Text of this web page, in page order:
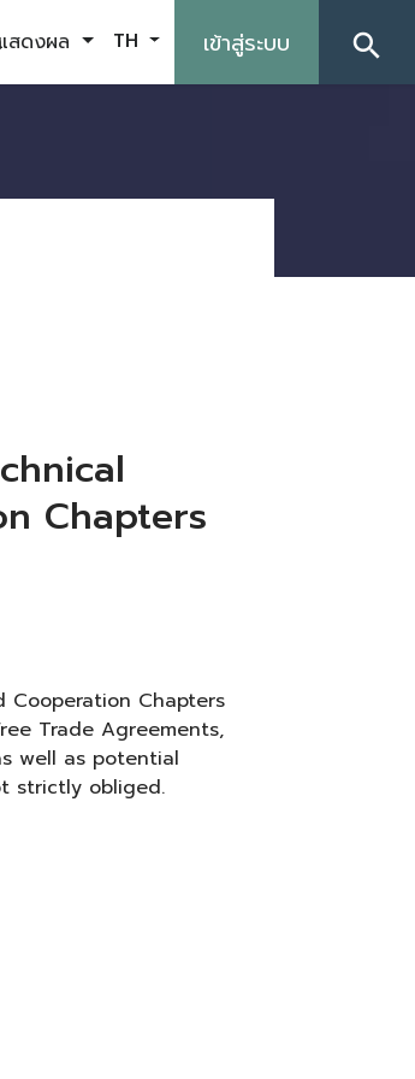
สดงผล TH เข้าสู่ระบบ search
Chapters
Cooperation Chapters
Trade Agreements,
well as potential
strictly obliged.